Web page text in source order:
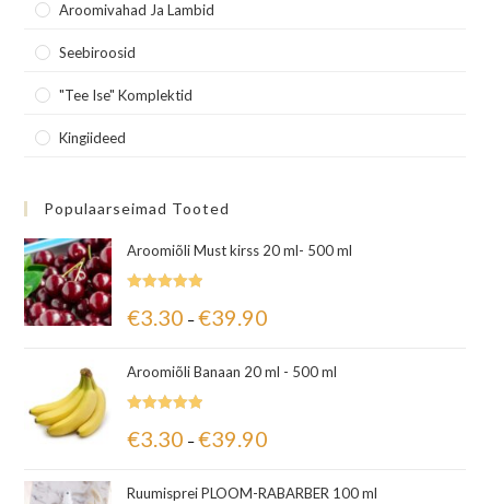
Aroomivahad Ja Lambid
Seebiroosid
"Tee Ise" Komplektid
Kingiideed
Populaarseimad Tooted
Aroomiõli Must kirss 20 ml- 500 ml
5.00/ 5
€3.30 – €39.90
Aroomiõli Banaan 20 ml - 500 ml
5.00/ 5
€3.30 – €39.90
Ruumisprei PLOOM-RABARBER 100 ml